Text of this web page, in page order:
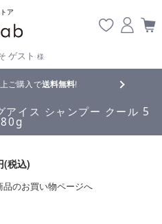
ア
ゲスト 様
ご購入で送料無料! 【重要】
アイス シャンプー クール 5
(税込)
品のお買い物ページへ